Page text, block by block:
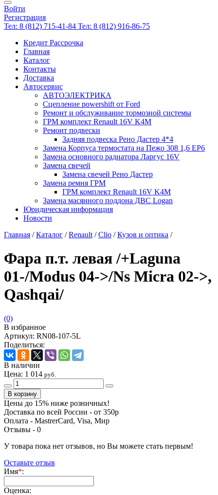
Войти
Регистрация
Тел: 8 (812) 715-41-84 Тел: 8 (812) 916-86-75
Кредит Рассрочка
Главная
Каталог
Контакты
Доставка
Автосервис
АВТОЭЛЕКТРИКА
Сцепление powershift от Ford
Ремонт и обслуживание тормозной системы
ГРМ комплект Renault 16V K4M
Ремонт подвески
Задняя подвеска Рено Дастер 4*4
Замена Корпуса термостата на Пежо 308 1,6 EP6
Замена основного радиатора Ларгус 16V
Замена свечей
Замена свечей Рено Дастер
Замена ремня ГРМ
ГРМ комплект Renault 16V K4M
Замена масянного поддона ДВС Logan
Юридическая информация
Новости
Главная / Каталог / Renault / Clio / Кузов и оптика /
Фара п.т. левая /+Laguna
01-/Modus 04->/Ns Micra 02->,
Qashqai/
(0)
В избранное
Артикул: RN08-107-5L
Поделиться:
В наличии
Цена: 1 014 руб.
Цены до 15% ниже розничных!
Доставка по всей России - от 350р
Оплата - MastrerCard, Visa, Мир
Отзывы - 0
У товара пока нет отзывов, но Вы можете стать первым!
Оставьте отзыв
Имя*:
Оценка: